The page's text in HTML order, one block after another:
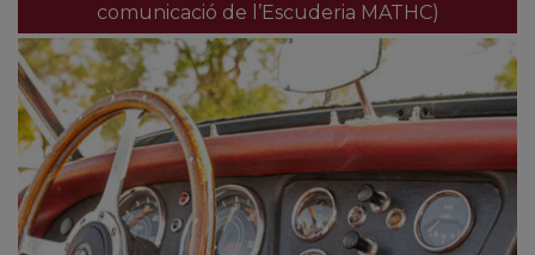
comunicació de l’Escuderia MATHC)